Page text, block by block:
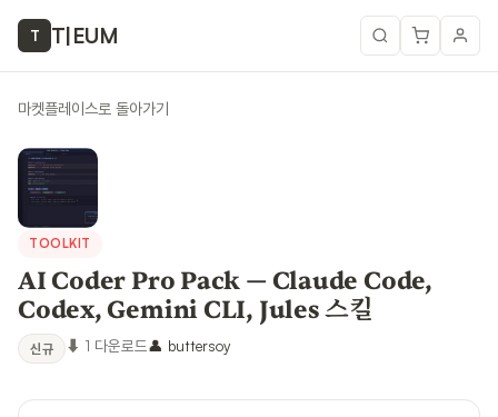
T T|EUM
마켓플레이스로 돌아가기
TOOLKIT
AI Coder Pro Pack — Claude Code,
Codex, Gemini CLI, Jules 스킬
신규 ⬇1 다운로드👤 buttersoy